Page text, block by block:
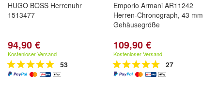
HUGO BOSS Herrenuhr
1513477
94,90 €
Kostenloser Versand
53
Emporio Armani AR11242
Herren-Chronograph, 43 mm
Gehäusegröße
109,90 €
Kostenloser Versand
27